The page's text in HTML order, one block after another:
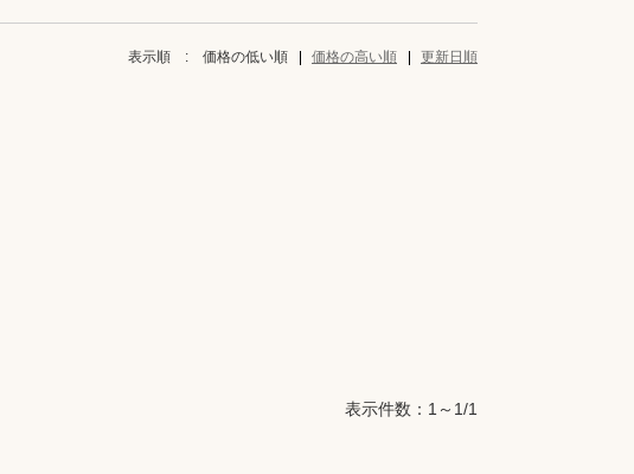
表示順 : 価格の低い順 価格の高い順 更新日順
表示件数：1～1/1